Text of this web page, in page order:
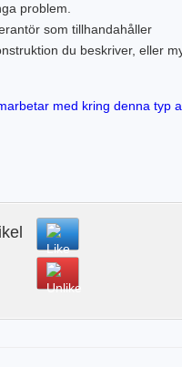
problem.
som tillhandahåller
du beskriver, eller
med kring denna typ